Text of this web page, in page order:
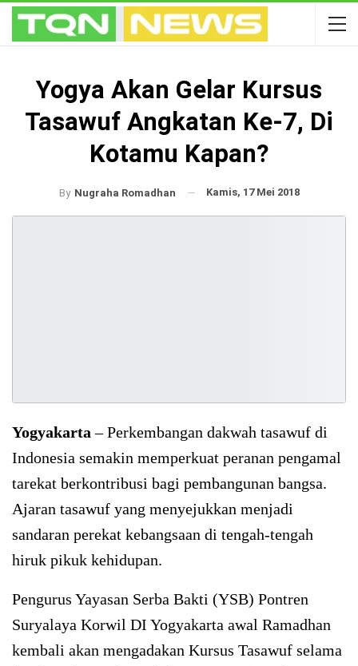
Yogya Akan Gelar Kursus
Tasawuf Angkatan Ke-7, Di
Kotamu Kapan?
By Nugraha Romadhan Kamis, 17 Mei 2018
Yogyakarta – Perkembangan dakwah tasawuf di
Indonesia semakin memperkuat peranan pengamal
tarekat berkontribusi bagi pembangunan bangsa.
Ajaran tasawuf yang menyejukkan menjadi
sandaran perekat kebangsaan di tengah-tengah
hiruk pikuk kehidupan.
Pengurus Yayasan Serba Bakti (YSB) Pontren
Suryalaya Korwil DI Yogyakarta awal Ramadhan
kembali akan mengadakan Kursus Tasawuf selama